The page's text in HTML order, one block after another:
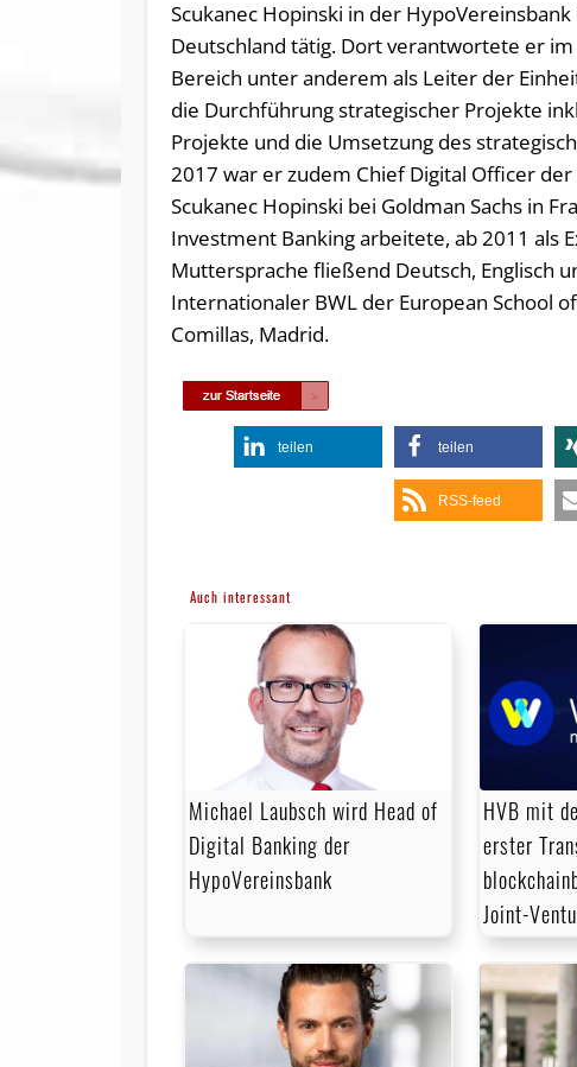
Scukanec Hopinski in der HypoVereinsbank
Deutschland tätig. Dort verantwortete er im
Bereich unter anderem als Leiter der
die Durchführung strategischer Projekte
Projekte und die Umsetzung des
2017 war er zudem Chief Digital Officer
Scukanec Hopinski bei Goldman Sachs in
Investment Banking arbeitete, ab 2011 als
Muttersprache fließend Deutsch, Englisch
Internationaler BWL der European School
Comillas, Madrid.
teilen teilen
RSS-feed
Auch interessant
Michael Laubsch wird Head of
Digital Banking der
HypoVereinsbank
HVB mit
erster
Joint-